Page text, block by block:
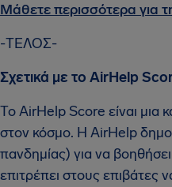
Μάθετε περισσότερα για
-ΤΕΛΟΣ-
Σχετικά με το AirHelp
Το AirHelp Score είναι μια
στον κόσμο. Η AirHelp
πανδημίας) για να
επιτρέπει στους επιβάτες